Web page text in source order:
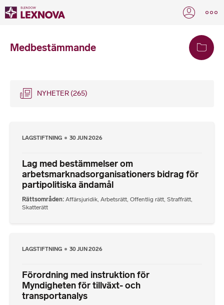
Medbestämmande
NYHETER (265)
LAGSTIFTNING 30 JUN 2026
Lag med bestämmelser om
arbetsmarknadsorganisationers bidrag för
partipolitiska ändamål
Rättsområden Affärsjuridik Arbetsrätt Offentlig rätt Straffrätt
Skatterätt
LAGSTIFTNING 30 JUN 2026
Förordning med instruktion för
Myndigheten för tillväxt- och
transportanalys